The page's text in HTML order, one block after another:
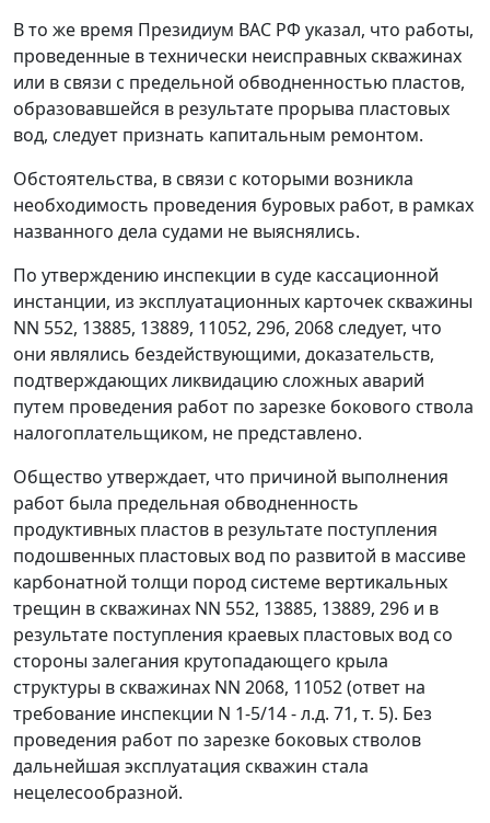
В то же время Президиум ВАС РФ указал, что работы,
проведенные в технически неисправных скважинах
или в связи с предельной обводненностью пластов,
образовавшейся в результате прорыва пластовых
вод, следует признать капитальным ремонтом.
Обстоятельства, в связи с которыми возникла
необходимость проведения буровых работ, в рамках
названного дела судами не выяснялись.
По утверждению инспекции в суде кассационной
инстанции, из эксплуатационных карточек скважины
NN 552, 13885, 13889, 11052, 296, 2068 следует, что
они являлись бездействующими, доказательств,
подтверждающих ликвидацию сложных аварий
путем проведения работ по зарезке бокового ствола
налогоплательщиком, не представлено.
Общество утверждает, что причиной выполнения
работ была предельная обводненность
продуктивных пластов в результате поступления
подошвенных пластовых вод по развитой в массиве
карбонатной толщи пород системе вертикальных
трещин в скважинах NN 552, 13885, 13889, 296 и в
результате поступления краевых пластовых вод со
стороны залегания крутопадающего крыла
структуры в скважинах NN 2068, 11052 (ответ на
требование инспекции N 1-5/14 - л.д. 71, т. 5). Без
проведения работ по зарезке боковых стволов
дальнейшая эксплуатация скважин стала
нецелесообразной.